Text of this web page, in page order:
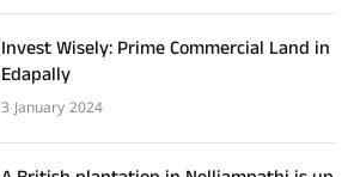
Invest Wisely: Prime Commercial Land in
Edapally
3 January 2024